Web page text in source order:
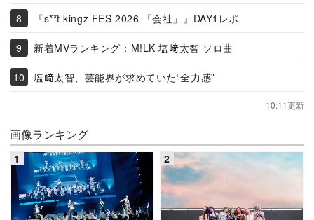
『s**t kingz FES 2026 「会社」』DAY1レポ
新着MVランキング：M!LK 塩﨑太智 ソロ曲
塩﨑太智、芸能界が求めていた“全力感”
10:11更新
画像ランキング